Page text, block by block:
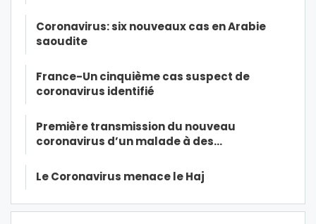
Coronavirus: six nouveaux cas en Arabie
saoudite
France-Un cinquième cas suspect de
coronavirus identifié
Première transmission du nouveau
coronavirus d’un malade à des…
Le Coronavirus menace le Haj